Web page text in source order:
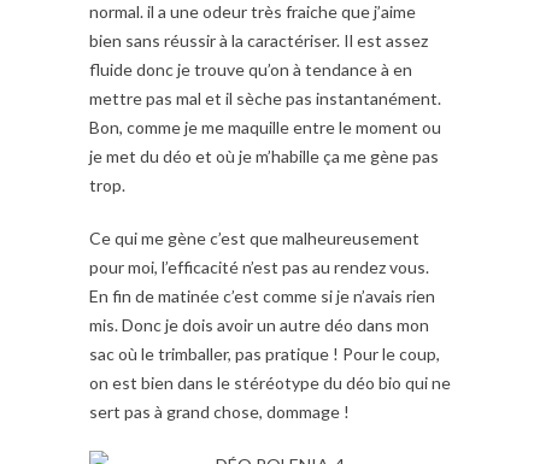
normal. il a une odeur très fraiche que j’aime
bien sans réussir à la caractériser. Il est assez
fluide donc je trouve qu’on à tendance à en
mettre pas mal et il sèche pas instantanément.
Bon, comme je me maquille entre le moment ou
je met du déo et où je m’habille ça me gène pas
trop.
Ce qui me gène c’est que malheureusement
pour moi, l’efficacité n’est pas au rendez vous.
En fin de matinée c’est comme si je n’avais rien
mis. Donc je dois avoir un autre déo dans mon
sac où le trimballer, pas pratique ! Pour le coup,
on est bien dans le stéréotype du déo bio qui ne
sert pas à grand chose, dommage !